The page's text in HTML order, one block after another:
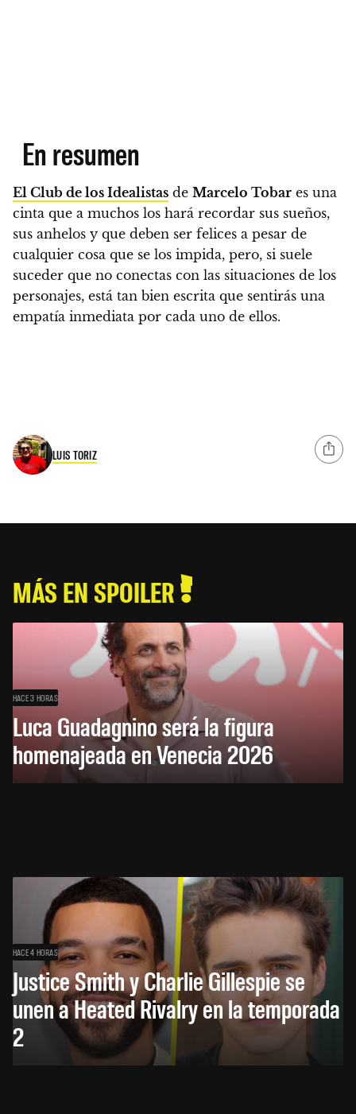
En resumen
El Club de los Idealistas de Marcelo Tobar es una
cinta que a muchos los hará recordar sus sueños,
sus anhelos y que deben ser felices a pesar de
cualquier cosa que se los impida, pero, si suele
suceder que no conectas con las situaciones de los
personajes, está tan bien escrita que sentirás una
empatía inmediata por cada uno de ellos.
LUIS TORIZ
MÁS EN SPOILER
HACE 3 HORAS
Luca Guadagnino será la figura
homenajeada en Venecia 2026
HACE 4 HORAS
Justice Smith y Charlie Gillespie se
unen a Heated Rivalry en la temporada
2